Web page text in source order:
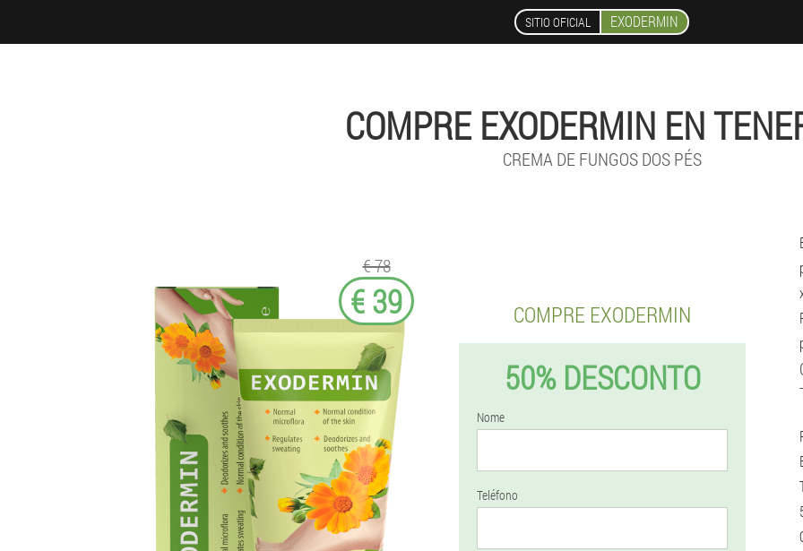
SITIO OFICIAL EXODERMIN
COMPRE EXODERMIN EN
CREMA DE FUNGOS DOS PÉS
€ 78
€ 39 COMPRE EXODERMIN
50% DESCONTO
Nome
Teléfono